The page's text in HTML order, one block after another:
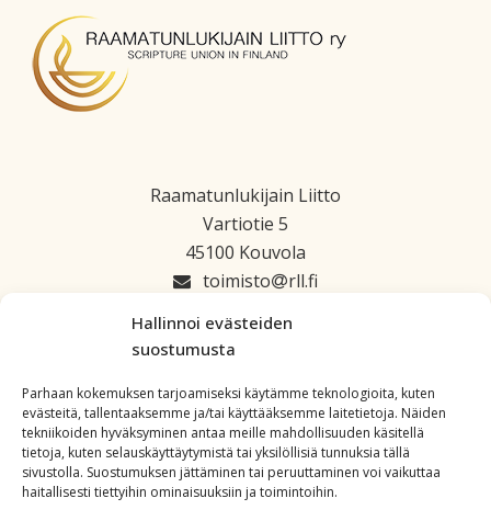
Hallinnoi evästeiden
suostumusta
Parhaan kokemuksen tarjoamiseksi käytämme teknologioita, kuten
evästeitä, tallentaaksemme ja/tai käyttääksemme laitetietoja. Näiden
tekniikoiden hyväksyminen antaa meille mahdollisuuden käsitellä
tietoja, kuten selauskäyttäytymistä tai yksilöllisiä tunnuksia tällä
sivustolla. Suostumuksen jättäminen tai peruuttaminen voi vaikuttaa
haitallisesti tiettyihin ominaisuuksiin ja toimintoihin.
Raamatunlukijain Liitto
Vartiotie 5
45100 Kouvola
toimisto
rll.fi